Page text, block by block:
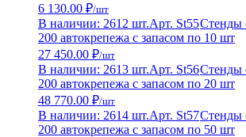
6 130.00 ₽/шт
В наличии: 2612 шт.Арт. St55Стенды
200 автокрепежа с запасом по 10 шт
27 450.00 ₽/шт
В наличии: 2613 шт.Арт. St56Стенды
200 автокрепежа с запасом по 20 шт
48 770.00 ₽/шт
В наличии: 2614 шт.Арт. St57Стенды
200 автокрепежа с запасом по 50 шт